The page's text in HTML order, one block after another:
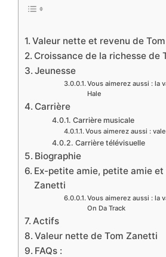
Valeur nette et revenu de
Croissance de la richesse de
Jeunesse
Vous aimerez aussi : la
Hale
Carrière
Carrière musicale
Vous aimerez aussi :
Carrière télévisuelle
Biographie
Ex-petite amie, petite amie et
Zanetti
Vous aimerez aussi : la
On Da Track
Actifs
Valeur nette de Tom Zanetti
FAQs :